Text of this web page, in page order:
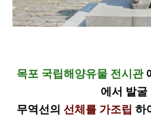
목포 국립해양유물 전시관
에서 발굴
무역선의 선체를 가조립 하